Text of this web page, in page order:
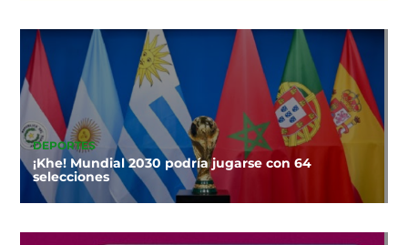
DEPORTES
¡Khe! Mundial 2030 podría jugarse con 64
selecciones